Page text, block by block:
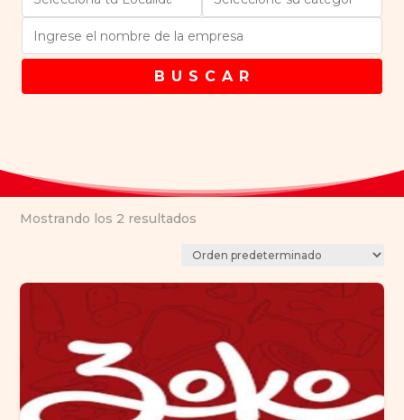
B U S C A R
Mostrando los 2 resultados